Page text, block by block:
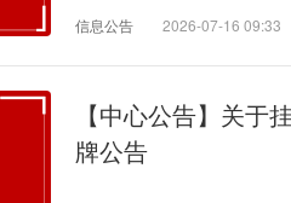
信息公告 2026-07-16 09:33
【中心公告】关于
牌公告